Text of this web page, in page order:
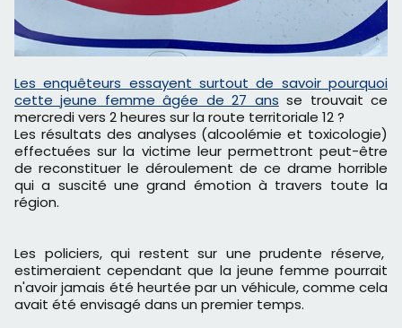
Les enquêteurs essayent surtout de savoir pourquoi
cette jeune femme âgée de 27 ans se trouvait ce
mercredi vers 2 heures sur la route territoriale 12 ?
Les résultats des analyses (alcoolémie et toxicologie)
effectuées sur la victime leur permettront peut-être
de reconstituer le déroulement de ce drame horrible
qui a suscité une grand émotion à travers toute la
région.
Les policiers, qui restent sur une prudente réserve,
estimeraient cependant que la jeune femme pourrait
n'avoir jamais été heurtée par un véhicule, comme cela
avait été envisagé dans un premier temps.